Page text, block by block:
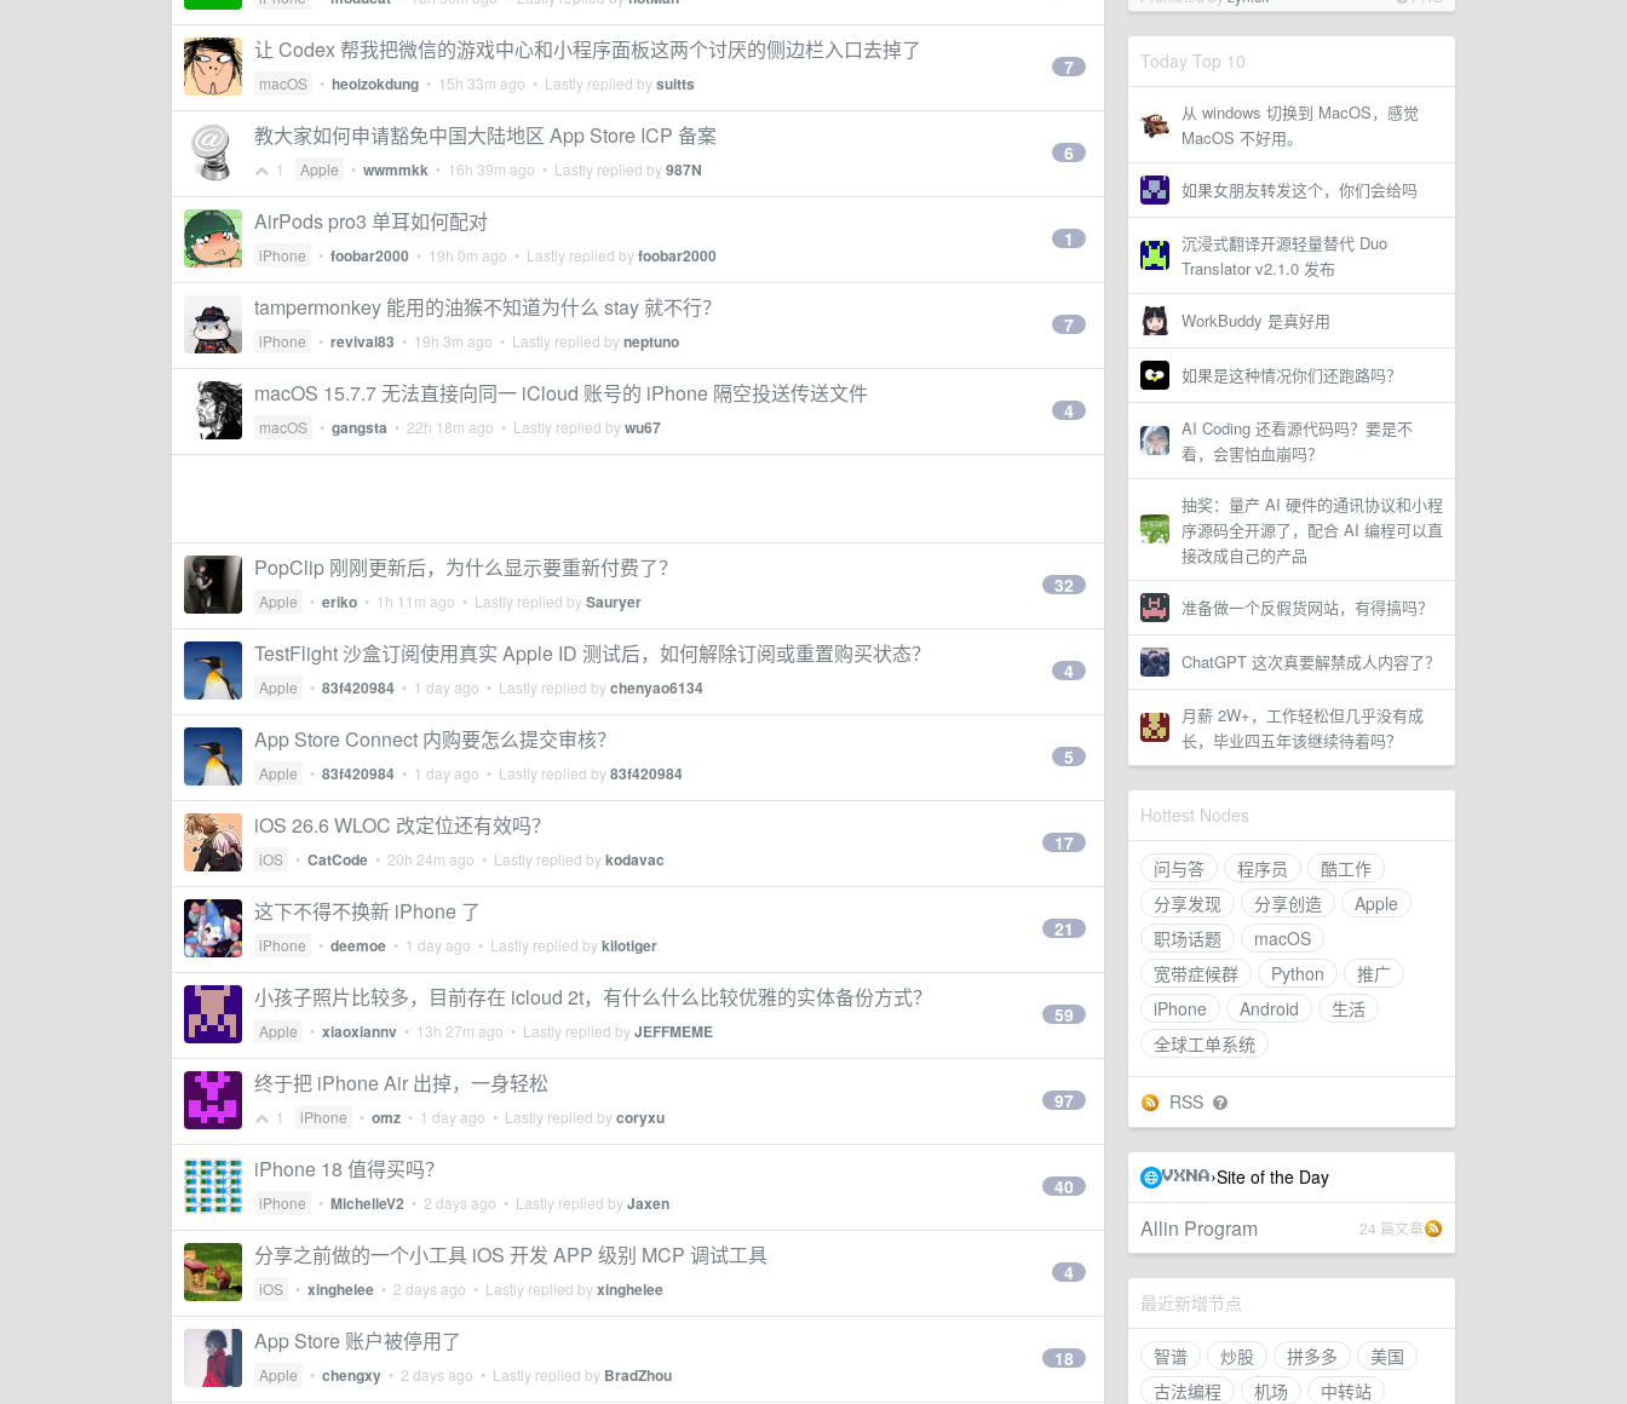
Today Top 10
从 windows 切换到 MacOS，感觉
MacOS 不好用。
如果女朋友转发这个，你们会给吗
沉浸式翻译开源轻量替代 Duo
Translator v2.1.0 发布
WorkBuddy 是真好用
如果是这种情况你们还跑路吗？
AI Coding 还看源代码吗？要是不
看，会害怕血崩吗？
抽奖：量产 AI 硬件的通讯协议和小程
序源码全开源了，配合 AI 编程可以直
接改成自己的产品
准备做一个反假货网站，有得搞吗？
ChatGPT 这次真要解禁成人内容了？
月薪 2W+，工作轻松但几乎没有成
长，毕业四五年该继续待着吗？
Hottest Nodes
问与答 程序员
酷工作
分享发现
分享创造
Apple
职场话题
macOS
宽带症候群
Python
推广
iPhone
Android
生活
全球工单系统
RSS
VXNA ›Site of the Day
Allin Program 24 篇文章
最近新增节点
智谱 炒股 拼多多
美国
古法编程
机场
中转站
让 Codex 帮我把微信的游戏中心和小程序面板这两个讨厌的侧边栏入口去掉了
macOS • heoizokdung • 15h 33m ago • Lastly replied bysuitts
7
教大家如何申请豁免中国大陆地区 App Store ICP 备案
1 Apple • wwmmkk • 16h 39m ago • Lastly replied by987N
6
AirPods pro3 单耳如何配对
iPhone • foobar2000 • 19h 0m ago • Lastly replied byfoobar2000
1
tampermonkey 能用的油猴不知道为什么 stay 就不行？
iPhone • revival83 • 19h 3m ago • Lastly replied byneptuno
7
macOS 15.7.7 无法直接向同一 iCloud 账号的 iPhone 隔空投送传送文件
macOS • gangsta • 22h 18m ago • Lastly replied bywu67
4
PopClip 刚刚更新后，为什么显示要重新付费了？
Apple • eriko • 1h 11m ago • Lastly replied bySauryer
32
TestFlight 沙盒订阅使用真实 Apple ID 测试后，如何解除订阅或重置购买状态？
Apple • 83f420984 • 1 day ago • Lastly replied bychenyao6134
4
App Store Connect 内购要怎么提交审核？
Apple • 83f420984 • 1 day ago • Lastly replied by83f420984
5
iOS 26.6 WLOC 改定位还有效吗？
iOS • CatCode • 20h 24m ago • Lastly replied bykodavac
17
这下不得不换新 iPhone 了
iPhone • deemoe • 1 day ago • Lastly replied bykilotiger
21
小孩子照片比较多，目前存在 icloud 2t，有什么什么比较优雅的实体备份方式？
Apple • xiaoxiannv • 13h 27m ago • Lastly replied byJEFFMEME
59
终于把 iPhone Air 出掉，一身轻松
1 iPhone • omz • 1 day ago • Lastly replied bycoryxu
97
iPhone 18 值得买吗？
iPhone • MichelleV2 • 2 days ago • Lastly replied byJaxen
40
分享之前做的一个小工具 iOS 开发 APP 级别 MCP 调试工具
iOS • xinghelee • 2 days ago • Lastly replied byxinghelee
4
App Store 账户被停用了
Apple • chengxy • 2 days ago • Lastly replied by BradZhou
18